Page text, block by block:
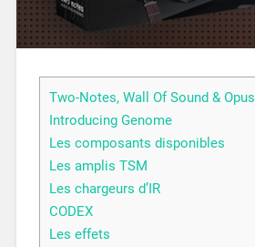
Two-Notes, Wall Of Sound & Opus
Introducing Genome
Les composants disponibles
Les amplis TSM
Les chargeurs d’IR
CODEX
Les effets